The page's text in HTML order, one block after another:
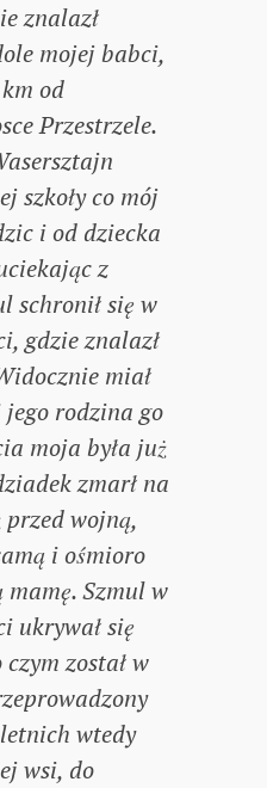
znalazł
mojej babci,
od
Przestrzele.
szkoły co mój
i od dziecka
z
schronił się w
gdzie znalazł
miał
jego rodzina go
moja była już
zmarł na
przed wojną,
i ośmioro
Szmul w
ukrywał się
został w
wtedy
wsi, do